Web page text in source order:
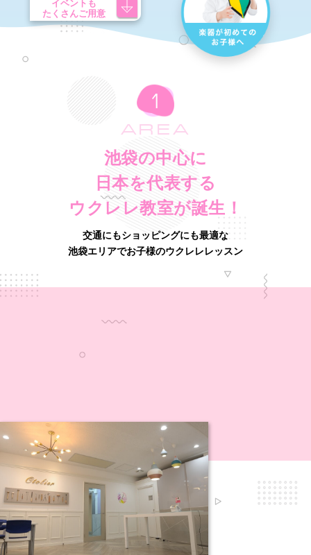
イベントも
たくさんご用意
AREA
池袋の中心に
日本を代表する
ウクレレ教室が誕生！
交通にもショッピングにも最適な
池袋エリアでお子様のウクレレレッスン